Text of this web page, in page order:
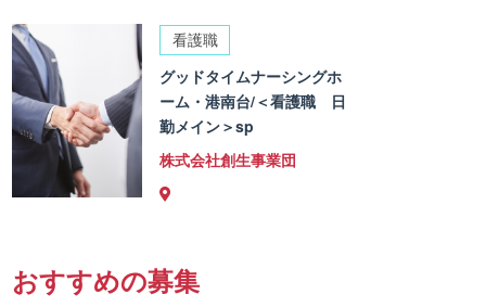
看護職
グッドタイムナーシングホ
ーム・港南台/＜看護職 日
勤メイン＞sp
株式会社創生事業団
おすすめの募集